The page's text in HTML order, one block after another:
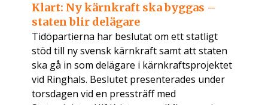
Klart: Ny kärnkraft ska byggas –
staten blir delägare
Tidöpartierna har beslutat om ett statligt
stöd till ny svensk kärnkraft samt att staten
ska gå in som delägare i kärnkraftsprojektet
vid Ringhals. Beslutet presenterades under
torsdagen vid en pressträff med